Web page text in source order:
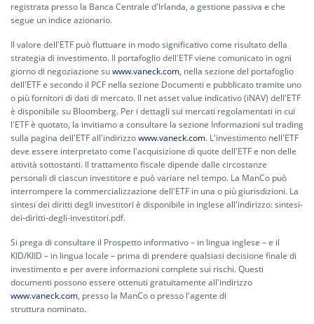
registrata presso la Banca Centrale d'Irlanda, a gestione passiva e che
segue un indice azionario.
Il valore dell'ETF può fluttuare in modo significativo come risultato della
strategia di investimento. Il portafoglio dell'ETF viene comunicato in ogni
giorno di negoziazione suwww.vaneck.com, nella sezione del portafoglio
dell'ETF e secondo il PCF nella sezione Documenti e pubblicato tramite uno
o più fornitori di dati di mercato. Il net asset value indicativo (iNAV) dell'ETF
è disponibile su Bloomberg. Per i dettagli sui mercati regolamentati in cui
l'ETF è quotato, la invitiamo a consultare la sezione Informazioni sul trading
sulla pagina dell'ETF all'indirizzowww.vaneck.com. L'investimento nell'ETF
deve essere interpretato come l'acquisizione di quote dell'ETF e non delle
attività sottostanti. Il trattamento fiscale dipende dalle circostanze
personali di ciascun investitore e può variare nel tempo. La ManCo può
interrompere la commercializzazione dell'ETF in una o più giurisdizioni. La
sintesi dei diritti degli investitori è disponibile in inglese all'indirizzo:sintesi-
dei-diritti-degli-investitori.pdf.
Si prega di consultare il Prospetto informativo – in lingua inglese – e il
KID/KIID – in lingua locale – prima di prendere qualsiasi decisione finale di
investimento e per avere informazioni complete sui rischi. Questi
documenti possono essere ottenuti gratuitamente all'indirizzo
www.vaneck.com, presso la ManCo o presso l'agente di
struttura nominato.